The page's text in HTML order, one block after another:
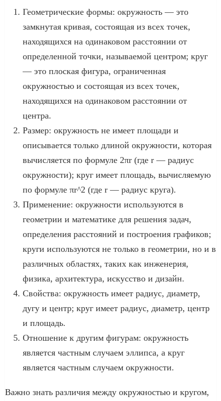
Геометрические формы: окружность — это
замкнутая кривая, состоящая из всех точек,
находящихся на одинаковом расстоянии от
определенной точки, называемой центром; круг
— это плоская фигура, ограниченная
окружностью и состоящая из всех точек,
находящихся на одинаковом расстоянии от
центра.
Размер: окружность не имеет площади и
описывается только длиной окружности, которая
вычисляется по формуле 2πr (где r — радиус
окружности); круг имеет площадь, вычисляемую
по формуле πr^2 (где r — радиус круга).
Применение: окружности используются в
геометрии и математике для решения задач,
определения расстояний и построения графиков;
круги используются не только в геометрии, но и в
различных областях, таких как инженерия,
физика, архитектура, искусство и дизайн.
Свойства: окружность имеет радиус, диаметр,
дугу и центр; круг имеет радиус, диаметр, центр
и площадь.
Отношение к другим фигурам: окружность
является частным случаем эллипса, а круг
является частным случаем окружности.
Важно знать различия между окружностью и кругом,